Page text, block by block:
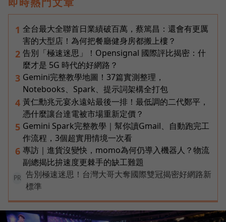
1 全台最大全聯首日業績破百萬，蔡篤昌：還會有更厲
害的大型店！為何把餐廳健身房都搬上樓？
2 告別「極速迷思」！Opensignal 國際評比揭密：什
麼才是 5G 時代的好網路？
3 Gemini完整教學地圖！37篇實測整理，
Notebooks、Spark、提示詞架構全打包
4 黃仁勳兆元宴永遠站最後一排！最低調的二代鄭平，
憑什麼讓台達電被市場重新定價？
5 Gemini Spark完整教學｜幫你讀Gmail、自動跑完工
作流程，3個超實用情境一次看
6 專訪｜進貨沒變快，momo為何仍導入機器人？物流
副總揭比拚速度更棘手的缺工難題
PR
告別極速迷思！台灣大哥大奪國際雙冠揭密好網路新
標準